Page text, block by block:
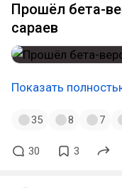
Прошёл бета-
сараев
Показать
35 8 7
30 3